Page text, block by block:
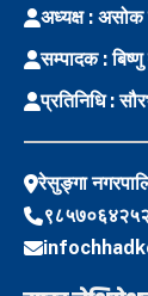
अध्यक्ष : असोक
सम्पादक :
प्रतिनिधि :
रेसुङ्गा